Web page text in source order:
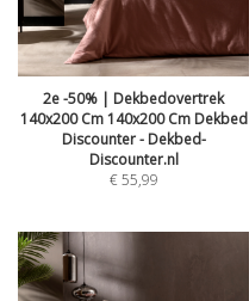
2e -50% | Dekbedovertrek
140x200 Cm 140x200 Cm Dekbed
Discounter - Dekbed-
Discounter.nl
€55,99